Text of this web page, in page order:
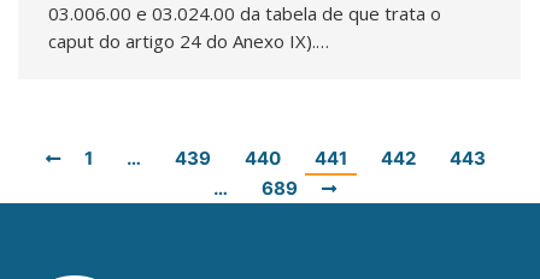
03.006.00 e 03.024.00 da tabela de que trata o
caput do artigo 24 do Anexo IX).…
1 … 439 440 441 442
443
…
689